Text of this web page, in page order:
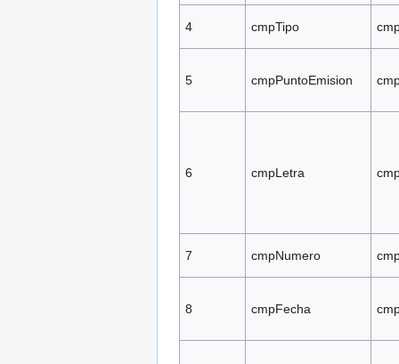
4 cmpTipo
5 cmpPuntoEmision
6 cmpLetra
7 cmpNumero
8 cmpFecha